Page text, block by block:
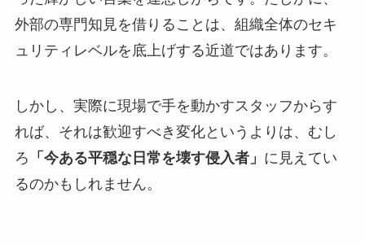
外部の専門知見を借りることは、組織全体のセキ
ュリティレベルを底上げする近道ではあります。
しかし、実際に現場で手を動かすスタッフからす
れば、それは歓迎すべき変化というよりは、むし
ろ 「今ある平穏な日常を壊す侵入者」 に見えてい
るのかもしれません。